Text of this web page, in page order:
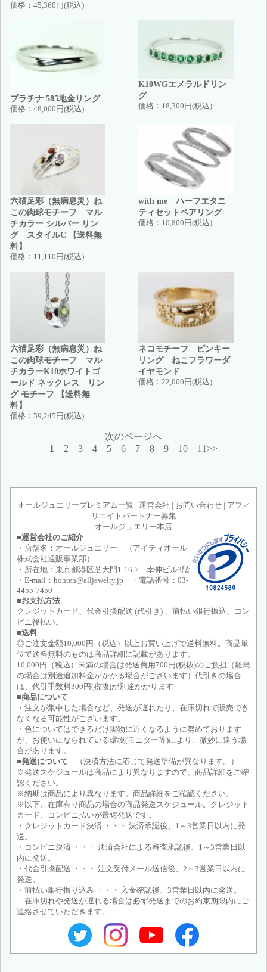
価格： 45,360円(税込)
プラチナ 585地金リング
価格： 48,000円(税込)
K10WGエメラルドリン
グ
価格： 18,300円(税込)
六猫足彩（無病息災）ね
この肉球モチーフ マル
チカラー シルバー リン
グ スタイルC 【送料無
料】
価格： 11,110円(税込)
with me ハーフエタニ
ティセットペアリング
価格： 10,800円(税込)
六猫足彩（無病息災）ね
この肉球モチーフ マル
チカラーK18ホワイトゴ
ールド ネックレス リン
グ モチーフ 【送料無
料】
価格： 59,245円(税込)
ネコモチーフ ピンキー
リング ねこフラワーダ
イヤモンド
価格： 22,000円(税込)
次のページへ
1
2 3 4 5 6 7 8 9 10 11>>
オールジュエリープレミアム一覧 | 運営会社 | お問い合わせ| アフィ
リエイトパートナー募集
オールジュエリー本店
■運営会社のご紹介
・店舗名：オールジュエリー （アイティオール
株式会社通販事業部）
・所在地：東京都港区芝大門1-16-7 幸伸ビル3階
・E-mail：honten@alljewelry.jp ・電話番号：03-
4455-7450
■お支払方法
クレジットカード、代金引換配送 (代引き) 、前払い銀行振込、コン
ビニ後払い。
■送料
◎ご注文金額10,000円（税込）以上お買い上げで送料無料。商品単
位で送料無料のものは商品詳細に記載があります。
10,000円（税込）未満の場合は発送費用700円(税抜)のご負担（離島
の場合は別途追加料金がかかる場合がございます）代引きの場合
は、代引手数料300円(税抜)が別途かかります
■商品について
・注文が集中した場合など、発送が遅れたり、在庫切れで販売でき
なくなる可能性がございます。
・色についてはできるだけ実物に近くなるように努めております
が、お使いになられている環境(モニター等)により、微妙に違う場
合があります。
■発送について （決済方法に応じて発送準備が異なります。）
※発送スケジュールは商品により異なりますので、商品詳細をご確
認ください。
※納期は商品により異なります。商品詳細をご確認ください。
※以下、在庫有り商品の場合の商品発送スケジュール。クレジット
カード、コンビニ払いが最短発送です。
・クレジットカード決済 ・・・ 決済承認後、1～3営業日以内に発
送。
・コンビニ決済 ・・・ 決済会社による審査承認後、1～3営業日以
内に発送。
・代金引換配送 ・・・ 注文受付メール送信後、2～3営業日以内に
発送。
・前払い銀行振り込み ・・・ 入金確認後、3営業日以内に発送。
在庫切れや発送が遅れる場合は必ず発送までのお約束期限内にご
連絡させていただきます。